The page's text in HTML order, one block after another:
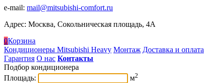
e-mail: mail@mitsubishi-comfort.ru
Адрес: Москва, Сокольническая площадь, 4А
0Корзина
Кондиционеры Mitsubishi Heavy Монтаж Доставка и оплата
Гарантия О нас Контакты
Подбор кондиционера
Площадь:
м2